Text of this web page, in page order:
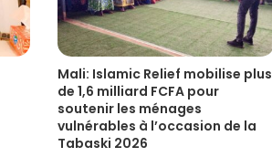
Mali: Islamic Relief mobilise plus
de 1,6 milliard FCFA pour
soutenir les ménages
vulnérables à l’occasion de la
Tabaski 2026